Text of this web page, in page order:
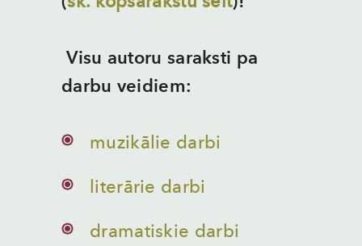
Visu autoru saraksti pa
darbu veidiem:
muzikālie darbi
literārie darbi
dramatiskie darbi